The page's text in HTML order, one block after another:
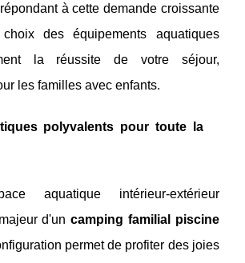
à cette demande croissante
des équipements aquatiques
la réussite de votre séjour,
les familles avec enfants.
polyvalents pour toute la
aquatique intérieur-extérieur
d'uncamping familial piscine
permet de profiter des joies